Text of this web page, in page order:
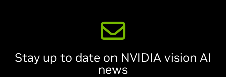
Stay up to date on NVIDIA vision AI
news